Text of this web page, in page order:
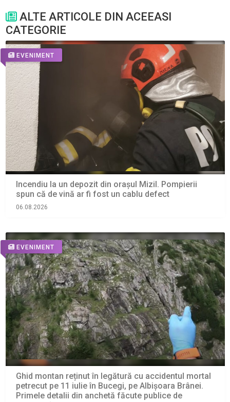
ALTE ARTICOLE DIN ACEEASI
CATEGORIE
EVENIMENT
Incendiu la un depozit din orașul Mizil. Pompierii
spun că de vină ar fi fost un cablu defect
06.08.2026
EVENIMENT
Ghid montan reținut în legătură cu accidentul mortal
petrecut pe 11 iulie în Bucegi, pe Albișoara Brânei.
Primele detalii din anchetă făcute publice de